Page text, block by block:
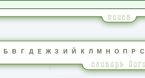
Б В Г Д Е Ж З И Й К Л М Н О П Р С